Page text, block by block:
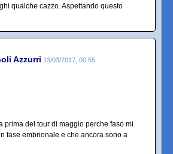
qualche cazzo. Aspettando questo
Azzurri 13/03/2017, 00:55
prima del tour di maggio perche faso mi
fase embrionale e che ancora sono a